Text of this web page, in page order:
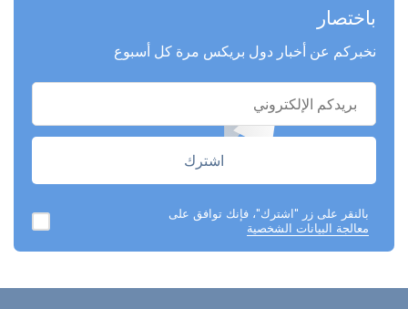
باختصار
نخبركم عن أخبار دول بريكس مرة كل أسبوع
بالنقر على زر "اشترك"، فإنك توافق على
معالجة البيانات الشخصية